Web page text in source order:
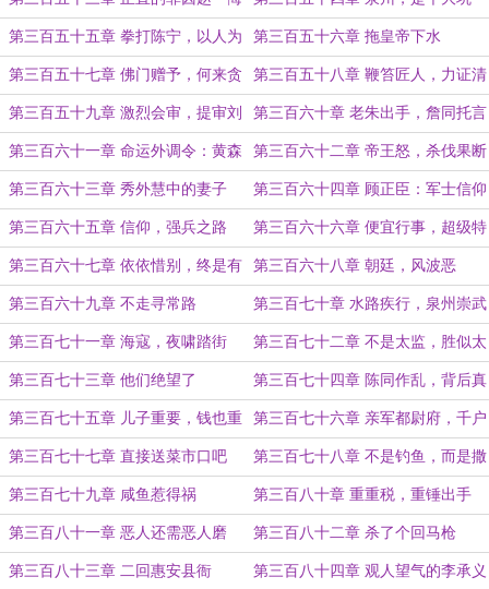
第三百五十五章 拳打陈宁，以人为
靶
第三百五十六章 拖皇帝下水
第三百五十七章 佛门赠予，何来贪
污
第三百五十八章 鞭笞匠人，力证清
白
第三百五十九章 激烈会审，提审刘
倩儿
第三百六十章 老朱出手，詹同托言
第三百六十一章 命运外调令：黄森
屏
第三百六十二章 帝王怒，杀伐果断
第三百六十三章 秀外慧中的妻子 第三百六十四章 顾正臣：军士信仰
之路
第三百六十五章 信仰，强兵之路 第三百六十六章 便宜行事，超级特
权
第三百六十七章 依依惜别，终是有
别
第三百六十八章 朝廷，风波恶
第三百六十九章 不走寻常路 第三百七十章 水路疾行，泉州崇武
第三百七十一章 海寇，夜啸踏街 第三百七十二章 不是太监，胜似太
监
第三百七十三章 他们绝望了 第三百七十四章 陈同作乱，背后真
相
第三百七十五章 儿子重要，钱也重
要
第三百七十六章 亲军都尉府，千户
张三
第三百七十七章 直接送菜市口吧 第三百七十八章 不是钓鱼，而是撒
网
第三百七十九章 咸鱼惹得祸 第三百八十章 重重税，重锤出手
第三百八十一章 恶人还需恶人磨 第三百八十二章 杀了个回马枪
第三百八十三章 二回惠安县衙 第三百八十四章 观人望气的李承义